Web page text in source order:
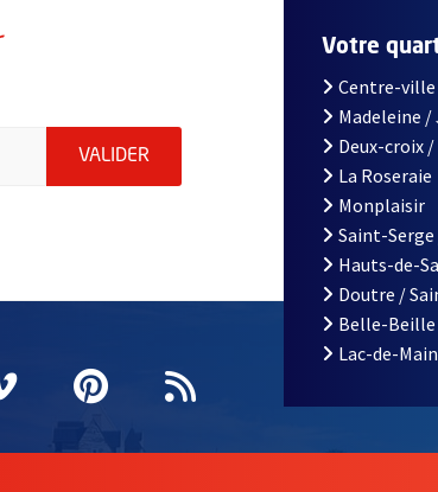
indiquez votre email (champ obligatoire)
VALIDER ENVOYER MA DEMANDE
fenêtrefenêtre
une nouvelle fenêtre
Vimeo
, Ouvre une nouvelle fenêtre
Pinterest
, Ouvre une nouvelle
Flux RSS
Votre
Centre-ville
Madeleine
Deux-croix
La Roseraie
Monplaisir
Saint-
Hauts-de-
Doutre /
Belle-Beille
Lac-de-